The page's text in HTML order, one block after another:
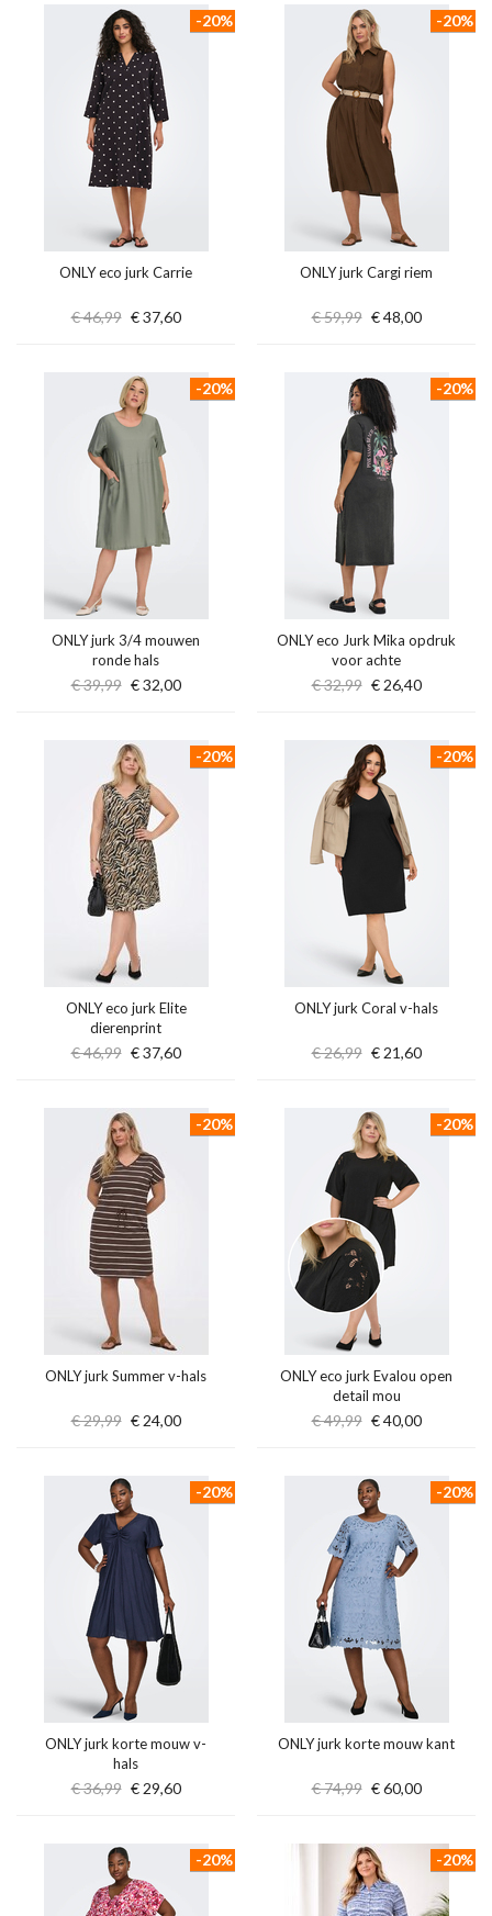
ONLY eco jurk Carrie
€ 46,99 € 37,60
-20%
ONLY jurk Cargi riem
€ 59,99 € 48,00
-20%
ONLY jurk 3/4 mouwen
ronde hals
€ 39,99 € 32,00
-20%
ONLY eco Jurk Mika opdruk
voor achte
€ 32,99 € 26,40
-20%
ONLY eco jurk Elite
dierenprint
€ 46,99 € 37,60
-20%
ONLY jurk Coral v-hals
€ 26,99 € 21,60
-20%
ONLY jurk Summer v-hals
€ 29,99 € 24,00
-20%
ONLY eco jurk Evalou open
detail mou
€ 49,99 € 40,00
-20%
ONLY jurk korte mouw v-
hals
€ 36,99 € 29,60
-20%
ONLY jurk korte mouw kant
€ 74,99 € 60,00
-20%
-20% -20%